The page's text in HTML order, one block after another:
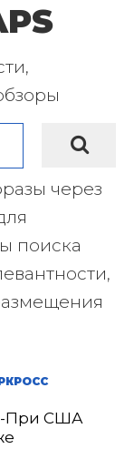
через
поиска
При США